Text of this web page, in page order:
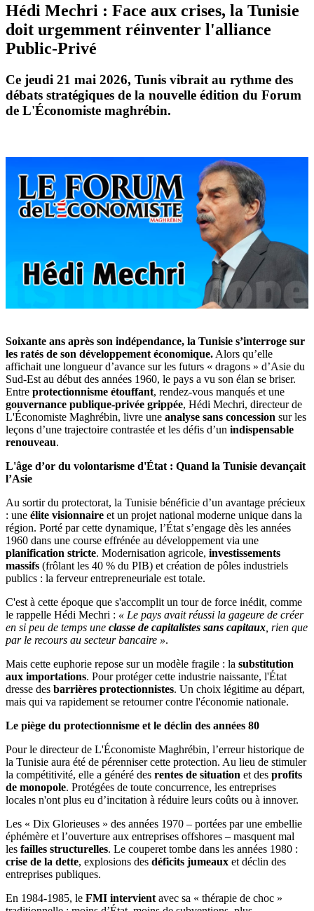
Hédi Mechri : Face aux crises, la Tunisie
doit urgemment réinventer l'alliance
Public-Privé
Ce jeudi 21 mai 2026, Tunis vibrait au rythme des
débats stratégiques de la nouvelle édition du Forum
de L'Économiste maghrébin.
Soixante ans après son indépendance, la Tunisie s’interroge sur
les ratés de son développement économique. Alors qu’elle
affichait une longueur d’avance sur les futurs « dragons » d’Asie du
Sud-Est au début des années 1960, le pays a vu son élan se briser.
Entre protectionnisme étouffant, rendez-vous manqués et une
gouvernance publique-privée grippée, Hédi Mechri, directeur de
L'Économiste Maghrébin, livre une analyse sans concession sur les
leçons d’une trajectoire contrastée et les défis d’un indispensable
renouveau.
L'âge d’or du volontarisme d'État : Quand la Tunisie devançait
l’Asie
Au sortir du protectorat, la Tunisie bénéficie d’un avantage précieux
: une élite visionnaire et un projet national moderne unique dans la
région. Porté par cette dynamique, l’État s’engage dès les années
1960 dans une course effrénée au développement via une
planification stricte. Modernisation agricole, investissements
massifs (frôlant les 40 % du PIB) et création de pôles industriels
publics : la ferveur entrepreneuriale est totale.
C'est à cette époque que s'accomplit un tour de force inédit, comme
le rappelle Hédi Mechri : « Le pays avait réussi la gageure de créer
en si peu de temps une classe de capitalistes sans capitaux , rien que
par le recours au secteur bancaire ».
Mais cette euphorie repose sur un modèle fragile : la substitution
aux importations. Pour protéger cette industrie naissante, l'État
dresse des barrières protectionnistes. Un choix légitime au départ,
mais qui va rapidement se retourner contre l'économie nationale.
Le piège du protectionnisme et le déclin des années 80
Pour le directeur de L'Économiste Maghrébin, l’erreur historique de
la Tunisie aura été de pérenniser cette protection. Au lieu de stimuler
la compétitivité, elle a généré des rentes de situation et des profits
de monopole. Protégées de toute concurrence, les entreprises
locales n'ont plus eu d’incitation à réduire leurs coûts ou à innover.
Les « Dix Glorieuses » des années 1970 – portées par une embellie
éphémère et l’ouverture aux entreprises offshores – masquent mal
les failles structurelles. Le couperet tombe dans les années 1980 :
crise de la dette, explosions des déficits jumeaux et déclin des
entreprises publiques.
En 1984-1985, le FMI intervient avec sa « thérapie de choc »